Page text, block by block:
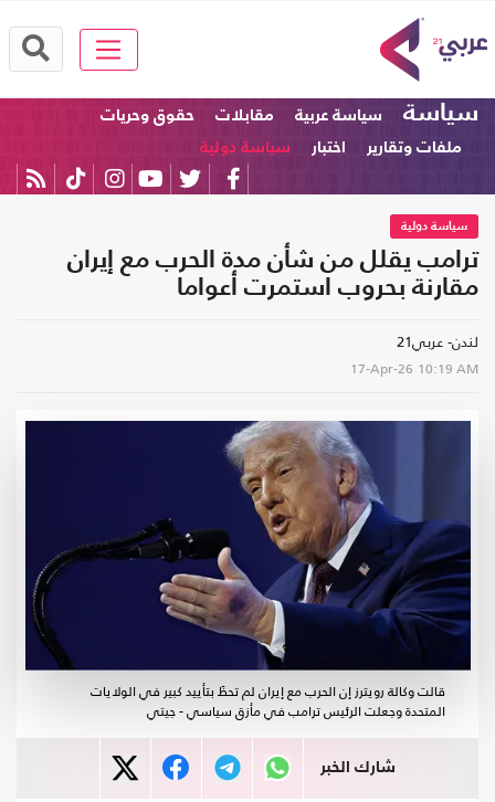
سياسة سياسة عربية مقابلات
حقوق وحريات
ملفات وتقارير
اختبار سياسة دولية
سياسة دولية
ترامب يقلل من شأن مدة الحرب مع إيران
مقارنة بحروب استمرت أعواما
لندن- عربي21
17-Apr-26 10:19 AM
قالت وكالة رويترز إن الحرب مع إيران لم تحظَ بتأييد كبير في الولايات
المتحدة وجعلت الرئيس ترامب في مأزق سياسي - جيتي
شارك الخبر